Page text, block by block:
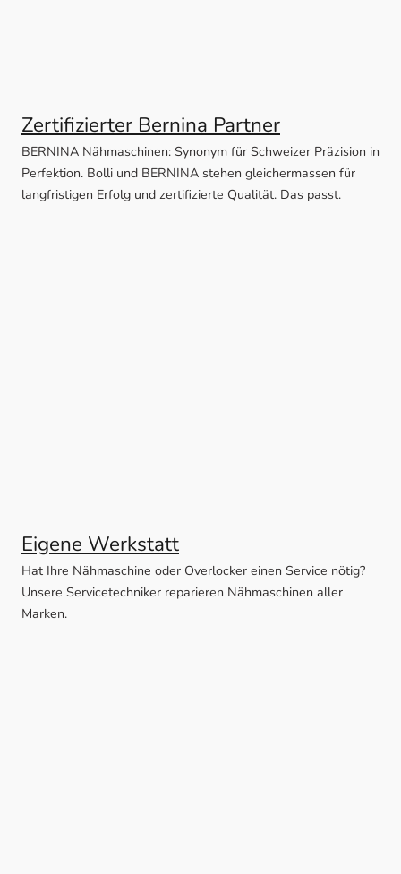
Zertifizierter Bernina Partner
BERNINA Nähmaschinen: Synonym für Schweizer Präzision in
Perfektion. Bolli und BERNINA stehen gleichermassen für
langfristigen Erfolg und zertifizierte Qualität. Das passt.
Eigene Werkstatt
Hat Ihre Nähmaschine oder Overlocker einen Service nötig?
Unsere Servicetechniker reparieren Nähmaschinen aller
Marken.